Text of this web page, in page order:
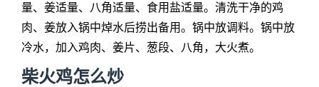
量、姜适量、八角适量、食用盐适量。清洗干净的鸡
肉、姜放入锅中焯水后捞出备用。锅中放调料。锅中放
冷水，加入鸡肉、姜片、葱段、八角，大火煮。
柴火鸡怎么炒